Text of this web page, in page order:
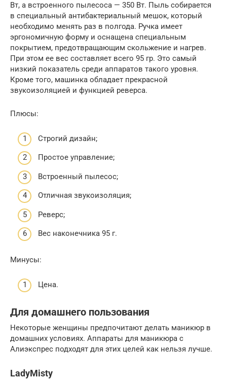
Вт, а встроенного пылесоса — 350 Вт. Пыль собирается
в специальный антибактериальный мешок, который
необходимо менять раз в полгода. Ручка имеет
эргономичную форму и оснащена специальным
покрытием, предотвращающим скольжение и нагрев.
При этом ее вес составляет всего 95 гр. Это самый
низкий показатель среди аппаратов такого уровня.
Кроме того, машинка обладает прекрасной
звукоизоляцией и функцией реверса.
Плюсы:
Строгий дизайн;
Простое управление;
Встроенный пылесос;
Отличная звукоизоляция;
Реверс;
Вес наконечника 95 г.
Минусы:
Цена.
Для домашнего пользования
Некоторые женщины предпочитают делать маникюр в
домашних условиях. Аппараты для маникюра с
Алиэкспрес подходят для этих целей как нельзя лучше.
LadyMisty